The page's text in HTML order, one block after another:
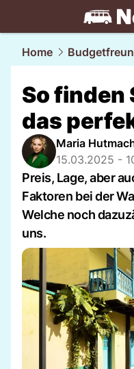
travel.NAU.ch
Home
So finden
das
Maria
15.03.2025 -
Preis, Lage, aber
Faktoren bei der
Welche noch
uns.